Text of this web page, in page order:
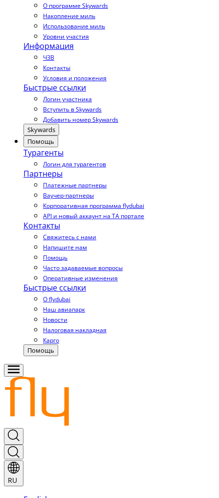
О программе Skywards
Накопление миль
Использование миль
Уровни участия
Информация
ЧЗВ
Контакты
Условия и положения
Быстрые ссылки
Логин участника
Вступить в Skywards
Добавить номер Skywards
Skywards
Помощь
Турагенты
Логин для турагентов
Партнеры
Платежные партнеры
Ваучер-партнеры
Корпоративная программа flydubai
API и новый аккаунт на TA портале
Контакты
Свяжитесь с нами
Напишите нам
Помощь
Часто задаваемые вопросы
Оперативные изменения
Быстрые ссылки
О flydubai
Наш авиапарк
Новости
Налоговая накладная
Карго
Помощь
RU